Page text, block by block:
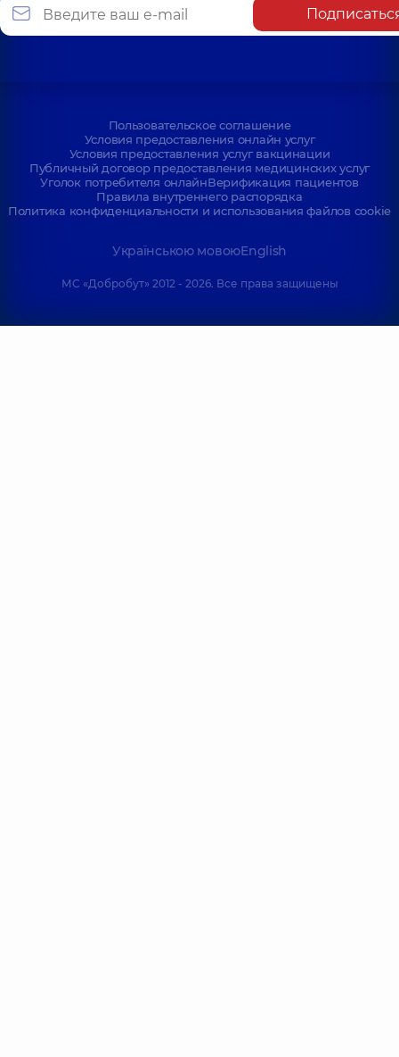
Пользовательское соглашение
Условия предоставления онлайн услуг
Условия предоставления услуг вакцинации
Публичный договор предоставления медицинских услуг
Уголок потребителя онлайнВерификация пациентов
Правила внутреннего распорядка
Политика конфиденциальности и использования файлов cookie
Українською мовоюEnglish
МС «Добробут» 2012 - 2026. Все права защищены